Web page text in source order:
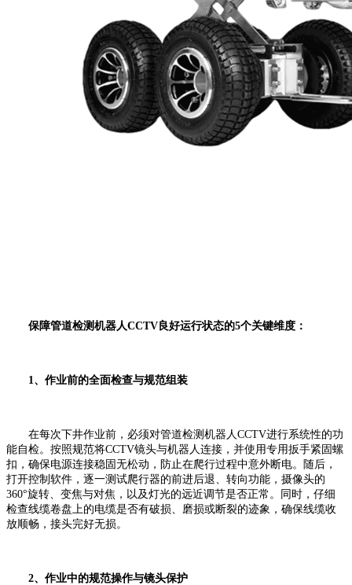
保障管道检测机器人CCTV良好运行状态的5个关键维度：
1、作业前的全面检查与规范组装
在每次下井作业前，必须对管道检测机器人CCTV进行系统性的功
能自检。按照规范将CCTV镜头与机器人连接，并使用专用扳手紧固螺
扣，确保电源连接稳固无松动，防止在爬行过程中意外断电。随后，
打开控制软件，逐一测试爬行器的前进后退、转向功能，摄像头的
360°旋转、变焦与对焦，以及灯光的远近调节是否正常。同时，仔细
检查线缆卷盘上的电缆是否有破损、磨损或断裂的迹象，确保线缆收
放顺畅，接头完好无损。
2、作业中的规范操作与镜头保护